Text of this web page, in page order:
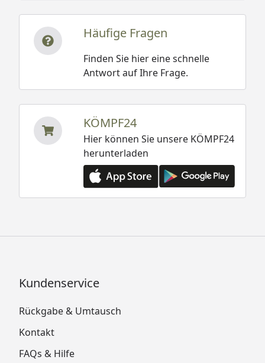
Häufige Fragen
Finden Sie hier eine schnelle
Antwort auf Ihre Frage.
KÖMPF24
Hier können Sie unsere KÖMPF24
herunterladen
Kundenservice
Rückgabe & Umtausch
Kontakt
FAQs & Hilfe